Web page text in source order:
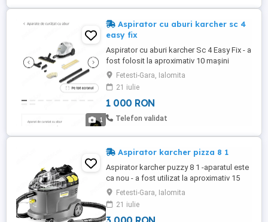
...
1
Aspirator cu aburi karcher sc 4
easy fix
Aspirator cu aburi karcher Sc 4 Easy Fix - a
fost folosit la aproximativ 10 mașini
pentru detailing auto - a fost cumpărat
strict pentru detailing - arată și
funcționează ca nou - dețin garanție până
în data de 20.07.2027 Pentru detalii
sumplimentare :
Fetesti-Gara, Ialomita
21 iulie
1 000 RON
Telefon validat
Aspirator karcher pizza 8 1
Aspirator karcher puzzy 8 1 -aparatul este
ca nou - a fost utilizat la aproximativ 15
mașini - a fost cumpărat pentru detailing
auto - produsul arată și funcționează
impecabil , ca nou - dețin garanție până în
Fetesti-Gara, Ialomita
21 iulie